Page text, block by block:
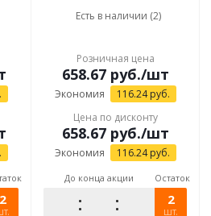
2
Есть в наличии (2)
Розничная цена
658.67руб./шт
Экономия 116.24руб.
Цена по дисконту
658.67руб./шт
Экономия 116.24руб.
До конца акции Остаток
2
шт.